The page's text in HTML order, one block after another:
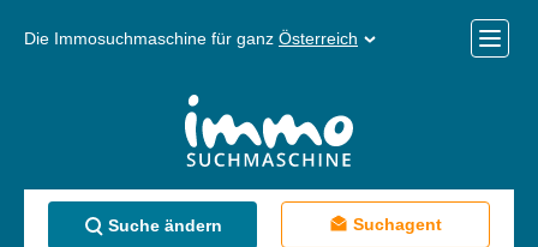
Die Immosuchmaschine für ganz Österreich
Menü
Suche ändern Suchagent